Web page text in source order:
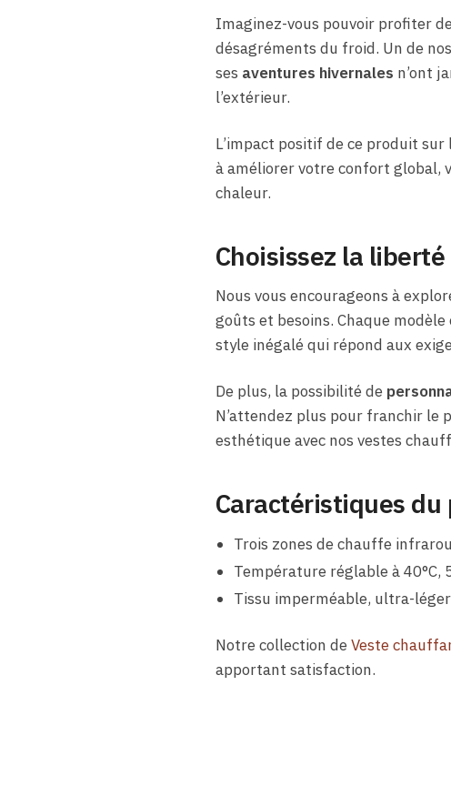
Imaginez-vous pouvoir profiter
désagréments du froid. Un de
ses aventures hivernales n’ont
l’extérieur.
L’impact positif de ce produit
à améliorer votre confort global,
chaleur.
Choisissez la
Nous vous encourageons à
goûts et besoins. Chaque
style inégalé qui répond aux
De plus, la possibilité de
N’attendez plus pour franchir
esthétique avec nos vestes
Caractéristiques
Trois zones de chauffe
Température réglable à 40°C,
Tissu imperméable, ultra-
Notre collection deVeste
apportant satisfaction.